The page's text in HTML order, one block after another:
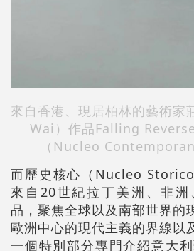
來自香港、現居柏林的藝術
Wai）作品Falling
（Nucleo
而歷史核心（Nucleo
來自20世紀拉丁美洲、非
品，聚焦全球以及南部世界的
歐洲中心的現代主義的界線以
一個特別部分專門介紹意大